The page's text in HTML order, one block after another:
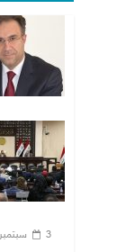
3 سبتمبر، 2020